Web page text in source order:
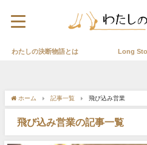
わたしの決断物語とは Long
ホーム 記事一覧 飛び込み営業
飛び込み営業の記事一覧